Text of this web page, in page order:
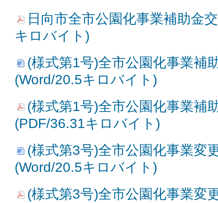
日向市全市公園化事業補助金
キロバイト)
(様式第1号)全市公園化事業補
(Word/20.5キロバイト)
(様式第1号)全市公園化事業補
(PDF/36.31キロバイト)
(様式第3号)全市公園化事業変
(Word/20.5キロバイト)
(様式第3号)全市公園化事業変